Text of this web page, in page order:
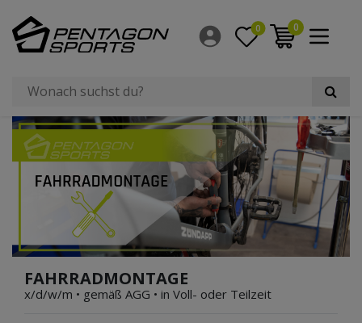
0 0
FAHRRADMONTAGE
x/d/w/m • gemäß AGG • in Voll- oder Teilzeit